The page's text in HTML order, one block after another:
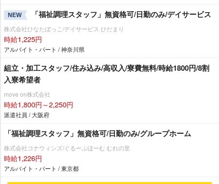
NEW 「福祉調理スタッフ」無資格可/日勤のみ/デイサービス
株式会社ひなたぼっこ/デイサービス ひだまり
時給1,225円
アルバイト・パート / 神奈川県
組立・加工スタッフ/住み込み/高収入/寮費無料/時給1800円/8割
入寮希望者
move on株式会社
時給1,800円～2,250円
派遣社員 / 大阪府
「福祉調理スタッフ」無資格可/日勤のみ/グループホーム
株式会社コナウィンズ/ぐるーぷほーむ むれの里
時給1,226円
アルバイト・パート / 東京都